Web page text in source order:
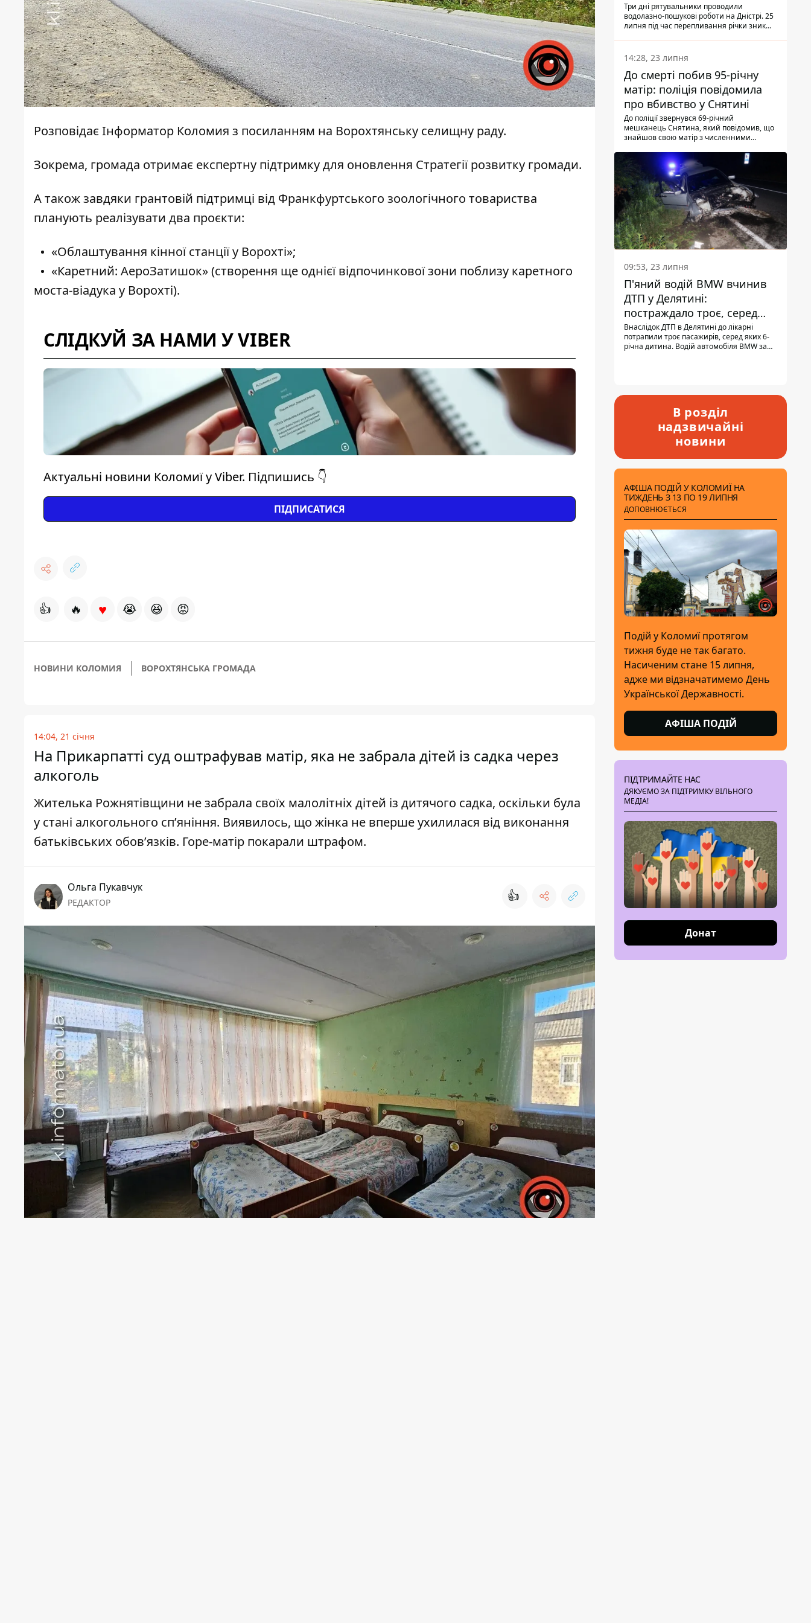
Розповідає Інформатор Коломия з посиланням на Ворохтянську селищну раду.
Зокрема, громада отримає експертну підтримку для оновлення Стратегії розвитку громади.
А також завдяки грантовій підтримці від Франкфуртського зоологічного товариства
планують реалізувати два проєкти:
«Облаштування кінної станції у Ворохті»;
«Каретний: АероЗатишок» (створення ще однієї відпочинкової зони поблизу каретного
моста-віадука у Ворохті).
СЛІДКУЙ ЗА НАМИ У VIBER
Актуальні новини Коломиї у Viber. Підпишись 👇
ПІДПИСАТИСЯ
👍 🔥 ♥ 😭 😆 😡
НОВИНИ КОЛОМИЯ ВОРОХТЯНСЬКА ГРОМАДА
14:04, 21 січня
На Прикарпатті суд оштрафував матір, яка не забрала дітей із садка через
алкоголь
Жителька Рожнятівщини не забрала своїх малолітніх дітей із дитячого садка, оскільки була
у стані алкогольного сп’яніння. Виявилось, що жінка не вперше ухилилася від виконання
батьківських обов’язків. Горе-матір покарали штрафом.
Ольга Пукавчук
РЕДАКТОР 👍
Три дні рятувальники проводили
водолазно-пошукові роботи на Дністрі. 25
липня під час перепливання річки зник
виявили тіло.
14:28, 23 липня
До смерті побив 95-річну
матір: поліція повідомила
про вбивство у Снятині
До поліції звернувся 69-річний
мешканець Снятина, який повідомив, що
знайшов свою матір з численними
з'ясували правоохоронці, ці травми жінці
наніс її син.
09:53, 23 липня
П'яний водій BMW вчинив
ДТП у Делятині:
постраждало троє, серед
них - дитина
Внаслідок ДТП в Делятині до лікарні
потрапили троє пасажирів, серед яких 6-
річна дитина. Водій автомобіля BMW за
В розділ
надзвичайні
новини
АФІША ПОДІЙ У КОЛОМИЇ НА
ТИЖДЕНЬ З 13 ПО 19 ЛИПНЯ
ДОПОВНЮЄТЬСЯ
Подій у Коломиї протягом
тижня буде не так багато.
Насиченим стане 15 липня,
адже ми відзначатимемо День
Української Державності.
АФІША ПОДІЙ
ПІДТРИМАЙТЕ НАС
ДЯКУЄМО ЗА ПІДТРИМКУ ВІЛЬНОГО
МЕДІА!
Донат